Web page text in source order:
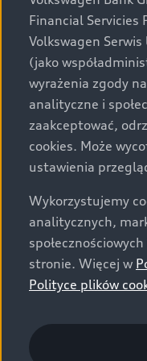
za dopłatą. Wiążące
specyfikacji pojazdu
określenie
świadectwo
sobie prawo do
prezentowane na
zamieszczania. W
informacji prosimy
Audi.
Wszystkie
są wykonywane z
względem
określone w normie
europejskimi
o.o. podlega
użytkownikom
Financial Servicies
Volkswagen
(jako
wyrażenia zgody
analityczne i
zaakceptować,
cookies. Może
ustawienia
Wykorzystujemy
analitycznych,
stronie. Więcej w
Polityce plików